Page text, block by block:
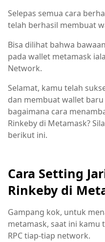
Selepas semua cara
telah berhasil membuat
Bisa dilihat bahwa
pada wallet metamask
Network.
Selamat, kamu telah
dan membuat wallet
bagaimana cara
Rinkeby di Metamask?
berikut ini.
Cara Setting
Rinkeby di
Gampang kok, untuk
metamask, saat ini
RPC tiap-tiap network.